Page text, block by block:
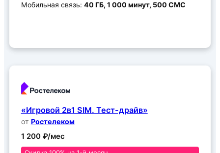
Мобильная связь: 40 ГБ, 1 000 минут, 500 СМС
«Игровой 2в1 SIM. Тест-драйв»
от Ростелеком
1 200 ₽/мес